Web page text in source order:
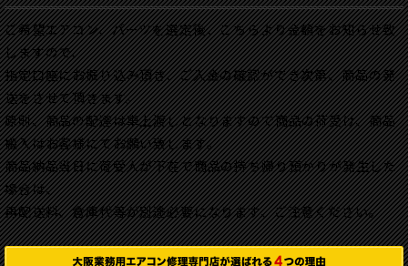
ご希望エアコン、パーツを選定後、こちらより金額をお知らせ致
しますので、
指定口座にお振り込み頂き、ご入金の確認ができ次第、商品の発
送をさせて頂きます。
原則、商品の配達は車上渡しとなりますので商品の荷受け、商品
搬入はお客様にてお願い致します。
商品納品当日に荷受人が不在で商品の持ち帰り預かりが発生した
場合は、
再配送料、倉庫代等が別途必要になります、ご注意ください。